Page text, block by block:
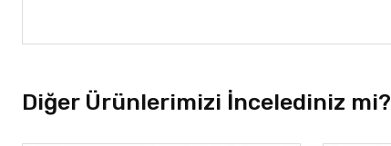
Diğer Ürünlerimizi İncelediniz mi?